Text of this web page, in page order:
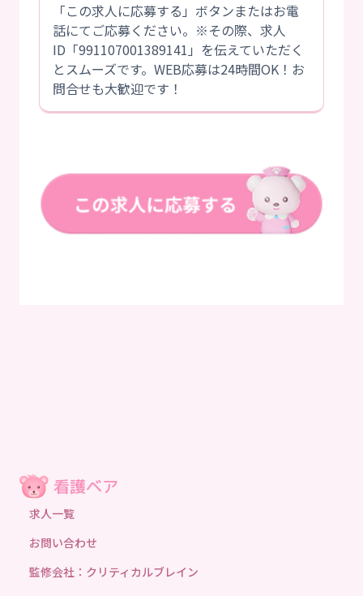
「この求人に応募する」ボタンまたはお電
話にてご応募ください。※その際、求人
ID「991107001389141」を伝えていただく
とスムーズです。WEB応募は24時間OK！お
問合せも大歓迎です！
求人一覧
お問い合わせ
監修会社：クリティカルブレイン